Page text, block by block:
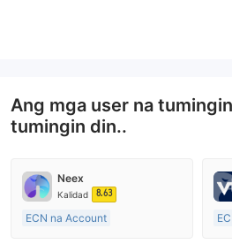
Ang mga user na
tumingin din..
Neex
Kalidad 8.63
ECN na Account